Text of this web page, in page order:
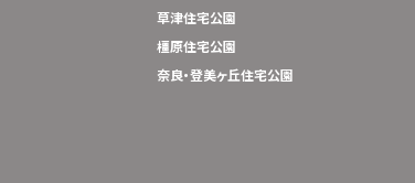
草津住宅公園
橿原住宅公園
奈良・登美ヶ丘住宅公園